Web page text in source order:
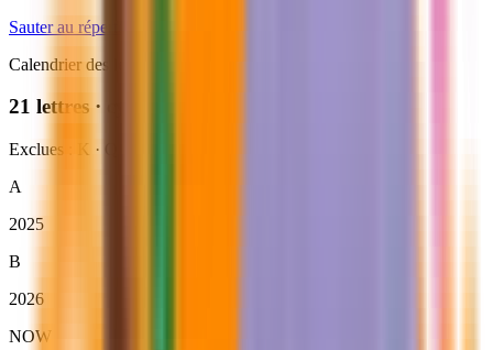
Sauter au répertoire des 500+ noms
Calendrier des lettres
21 lettres · cycle de 20 ans
Exclues : K · Q · W · X · Y · Z
A
2025
B
2026
NOW